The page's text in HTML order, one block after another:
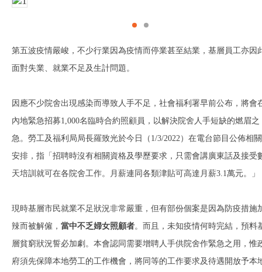
第五波疫情嚴峻，不少行業因為疫情而停業甚至結業，基層員工亦因
面對失業、就業不足及生計問題。
因應不少院舍出現感染而導致人手不足，社會福利署早前公布，將會
內地緊急招募1,000名臨時合約照顧員，以解決院舍人手短缺的燃眉之
急。勞工及福利局局長羅致光於今日（1/3/2022）在電台節目公佈相關
安排，指「招聘時沒有相關資格及學歷要求，只需會講廣東話及接受
天培訓就可在各院舍工作。月薪連同各類津貼可高達月薪3.1萬元。」
現時基層市民就業不足狀況非常嚴重，但有部份個案是因為防疫措施
辣而被解僱， 當中不乏婦女照顧者。而且，未知疫情何時完結，預料
層貧窮狀況誓必加劇。本會認同需要增聘人手供院舍作緊急之用，惟
府須先保障本地勞工的工作機會，將同等的工作要求及待遇開放予本